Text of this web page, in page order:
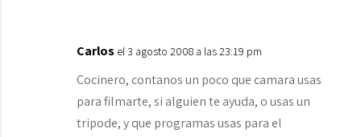
Carlos el 3 agosto 2008 a las 23:19 pm
Cocinero, contanos un poco que camara usas
para filmarte, si alguien te ayuda, o usas un
tripode, y que programas usas para el